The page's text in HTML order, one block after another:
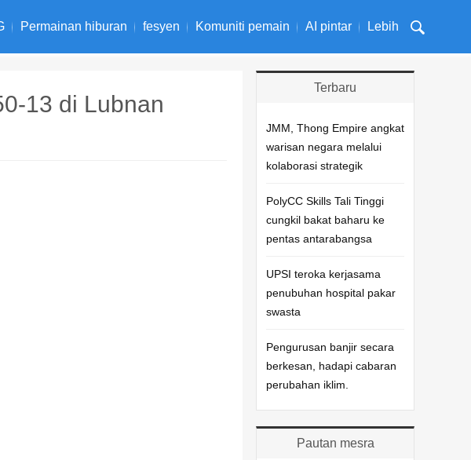
Permainan hiburan fesyen Komuniti pemain AI pintar Lebih
13 di Lubnan
Terbaru
JMM, Thong Empire angkat
warisan negara melalui
kolaborasi strategik
PolyCC Skills Tali Tinggi
cungkil bakat baharu ke
pentas antarabangsa
UPSI teroka kerjasama
penubuhan hospital pakar
swasta
Pengurusan banjir secara
berkesan, hadapi cabaran
perubahan iklim.
Pautan mesra